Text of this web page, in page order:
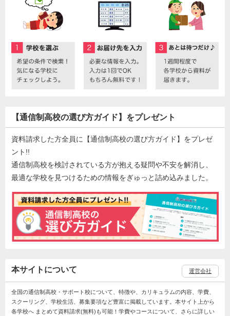
【通信制高校の選び方ガイド】をプレゼント
資料請求した方全員に【通信制高校の選び方ガイド】をプレゼ
ント!!
通信制高校を検討されている方が抱える疑問や不安を解消し、
最適な学校を見つけるための情報をぎゅっと詰め込みました。
本サイトについて 運営会社
全国の通信制高校・サポート校について、特徴や、カリキュラムの内容、学費、
スクーリング、学校生活、募集要項など豊富に掲載しています。本サイト上から
各学校へ まとめて資料請求(無料)も可能！学費やコースについて、さらに詳しい